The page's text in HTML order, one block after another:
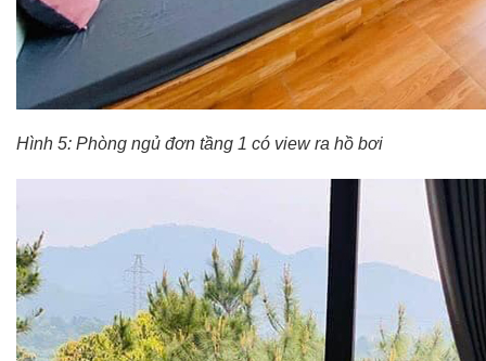
Hình 5: Phòng ngủ đơn tầng 1 có view ra hồ bơi